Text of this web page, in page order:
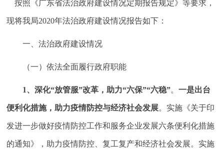
按照《广东省法治政府建设情况定期报告规定》等要求，
现将我局2020年法治政府建设情况报告如下：
一、法治政府建设情况
（一）依法全面履行政府职能
1、深化“放管服”改革，助力“六保”“六稳”。一是出台
便利化措施，助力疫情防控与经济社会发展。实施《关于印
发进一步做好疫情防控工作和服务企业发展六条便利化措施
的通知》，助力疫情防控、复工复产和经济社会发展。实施